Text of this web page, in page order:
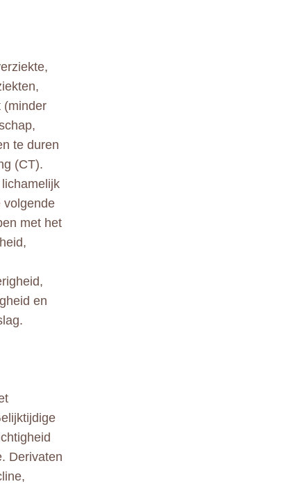
(minder
te duren
(CT).
volgende
met het
en
Derivaten